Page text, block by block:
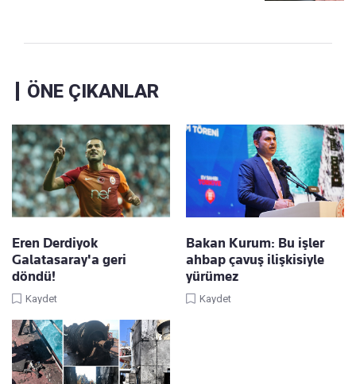
ÖNE ÇIKANLAR
Eren Derdiyok
Galatasaray'a geri
döndü!
Kaydet
Bakan Kurum: Bu işler
ahbap çavuş ilişkisiyle
yürümez
Kaydet